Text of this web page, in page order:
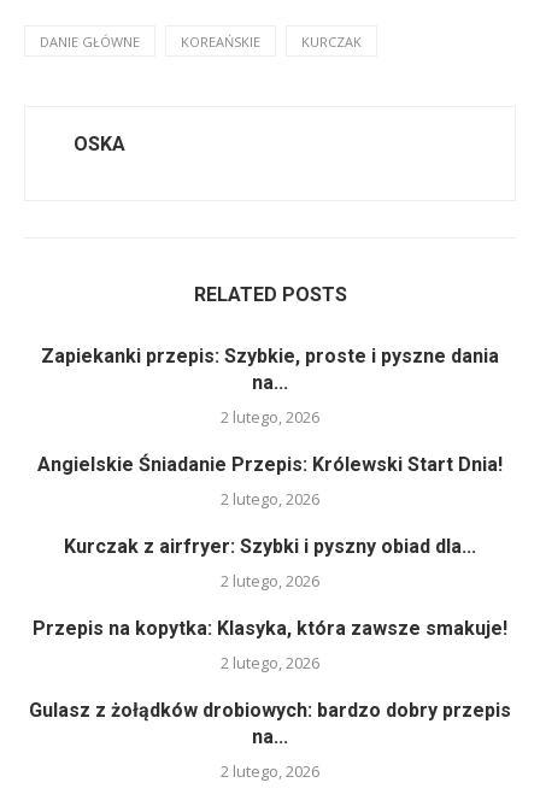
DANIE GŁÓWNE KOREAŃSKIE KURCZAK
OSKA
RELATED POSTS
Zapiekanki przepis: Szybkie, proste i pyszne dania
na...
2 lutego, 2026
Angielskie Śniadanie Przepis: Królewski Start Dnia!
2 lutego, 2026
Kurczak z airfryer: Szybki i pyszny obiad dla...
2 lutego, 2026
Przepis na kopytka: Klasyka, która zawsze smakuje!
2 lutego, 2026
Gulasz z żołądków drobiowych: bardzo dobry przepis
na...
2 lutego, 2026